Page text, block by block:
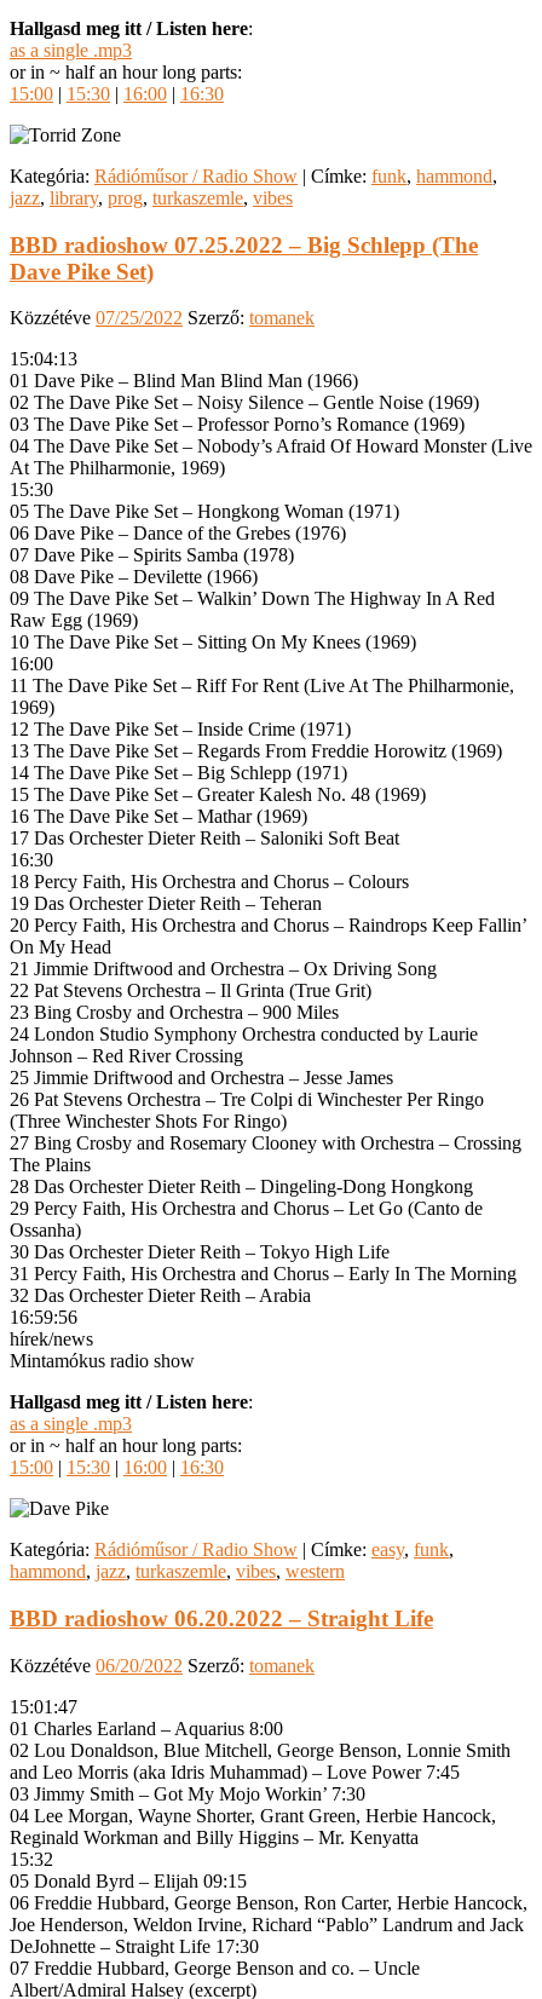
Hallgasd meg itt / Listen here:
as a single .mp3
or in ~ half an hour long parts:
15:00 | 15:30 | 16:00 | 16:30
Kategória: Rádióműsor / Radio Show | Címke: funk, hammond,
jazz, library, prog, turkaszemle, vibes
BBD radioshow 07.25.2022 – Big Schlepp (The
Dave Pike Set)
Közzétéve 07/25/2022 Szerző: tomanek
15:04:13
01 Dave Pike – Blind Man Blind Man (1966)
02 The Dave Pike Set – Noisy Silence – Gentle Noise (1969)
03 The Dave Pike Set – Professor Porno’s Romance (1969)
04 The Dave Pike Set – Nobody’s Afraid Of Howard Monster (Live
At The Philharmonie, 1969)
15:30
05 The Dave Pike Set – Hongkong Woman (1971)
06 Dave Pike – Dance of the Grebes (1976)
07 Dave Pike – Spirits Samba (1978)
08 Dave Pike – Devilette (1966)
09 The Dave Pike Set – Walkin’ Down The Highway In A Red
Raw Egg (1969)
10 The Dave Pike Set – Sitting On My Knees (1969)
16:00
11 The Dave Pike Set – Riff For Rent (Live At The Philharmonie,
1969)
12 The Dave Pike Set – Inside Crime (1971)
13 The Dave Pike Set – Regards From Freddie Horowitz (1969)
14 The Dave Pike Set – Big Schlepp (1971)
15 The Dave Pike Set – Greater Kalesh No. 48 (1969)
16 The Dave Pike Set – Mathar (1969)
17 Das Orchester Dieter Reith – Saloniki Soft Beat
16:30
18 Percy Faith, His Orchestra and Chorus – Colours
19 Das Orchester Dieter Reith – Teheran
20 Percy Faith, His Orchestra and Chorus – Raindrops Keep Fallin’
On My Head
21 Jimmie Driftwood and Orchestra – Ox Driving Song
22 Pat Stevens Orchestra – Il Grinta (True Grit)
23 Bing Crosby and Orchestra – 900 Miles
24 London Studio Symphony Orchestra conducted by Laurie
Johnson – Red River Crossing
25 Jimmie Driftwood and Orchestra – Jesse James
26 Pat Stevens Orchestra – Tre Colpi di Winchester Per Ringo
(Three Winchester Shots For Ringo)
27 Bing Crosby and Rosemary Clooney with Orchestra – Crossing
The Plains
28 Das Orchester Dieter Reith – Dingeling-Dong Hongkong
29 Percy Faith, His Orchestra and Chorus – Let Go (Canto de
Ossanha)
30 Das Orchester Dieter Reith – Tokyo High Life
31 Percy Faith, His Orchestra and Chorus – Early In The Morning
32 Das Orchester Dieter Reith – Arabia
16:59:56
hírek/news
Mintamókus radio show
Hallgasd meg itt / Listen here:
as a single .mp3
or in ~ half an hour long parts:
15:00
15:30 16:00 16:30
Kategória: Rádióműsor / Radio Show Címke: easy, funk,
hammond, jazz, turkaszemle, vibes, western
BBD radioshow 06.20.2022 – Straight Life
Közzétéve 06/20/2022 Szerző: tomanek
15:01:47
01 Charles Earland – Aquarius 8:00
02 Lou Donaldson, Blue Mitchell, George Benson, Lonnie Smith
and Leo Morris (aka Idris Muhammad) – Love Power 7:45
03 Jimmy Smith – Got My Mojo Workin’ 7:30
04 Lee Morgan, Wayne Shorter, Grant Green, Herbie Hancock,
Reginald Workman and Billy Higgins – Mr. Kenyatta
15:32
05 Donald Byrd – Elijah 09:15
06 Freddie Hubbard, George Benson, Ron Carter, Herbie Hancock,
Joe Henderson, Weldon Irvine, Richard “Pablo” Landrum and Jack
DeJohnette – Straight Life 17:30
07 Freddie Hubbard, George Benson and co. – Uncle
Albert/Admiral Halsey (excerpt)